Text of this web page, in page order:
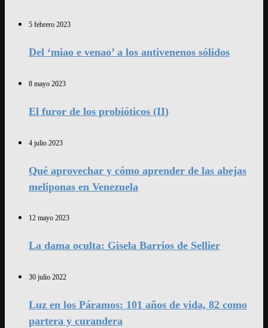
5 febrero 2023
Del ‘miao e venao’ a los antivenenos sólidos
8 mayo 2023
El furor de los probióticos (II)
4 julio 2023
Qué aprovechar y cómo aprender de las abejas
meliponas en Venezuela
12 mayo 2023
La dama oculta: Gisela Barrios de Sellier
30 julio 2022
Luz en los Páramos: 101 años de vida, 82 como
partera y curandera